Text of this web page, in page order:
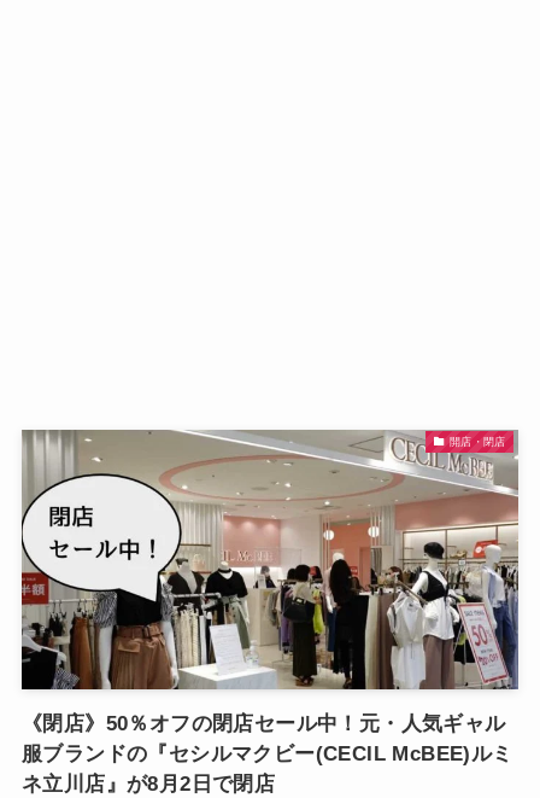
開店・閉店
《閉店》50％オフの閉店セール中！元・人気ギャル
服ブランドの『セシルマクビー(CECIL McBEE)ルミ
ネ立川店』が8月2日で閉店